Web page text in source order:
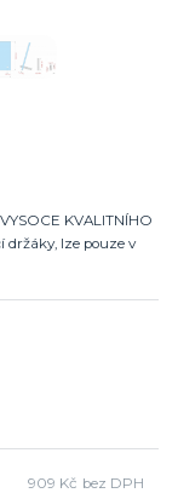
KVALITNÍHO
držáky, lze pouze v
909 Kč bez DPH